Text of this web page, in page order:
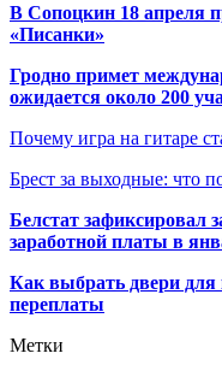
В Сопоцкин 18 апреля
«Писанки»
Гродно примет
ожидается около 200
Почему игра на гитаре
Брест за выходные: что
Белстат зафиксировал
заработной платы в
Как выбрать двери для
переплаты
Метки